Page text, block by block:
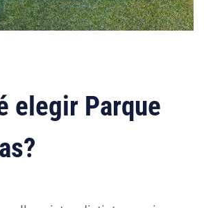
elegir Parque